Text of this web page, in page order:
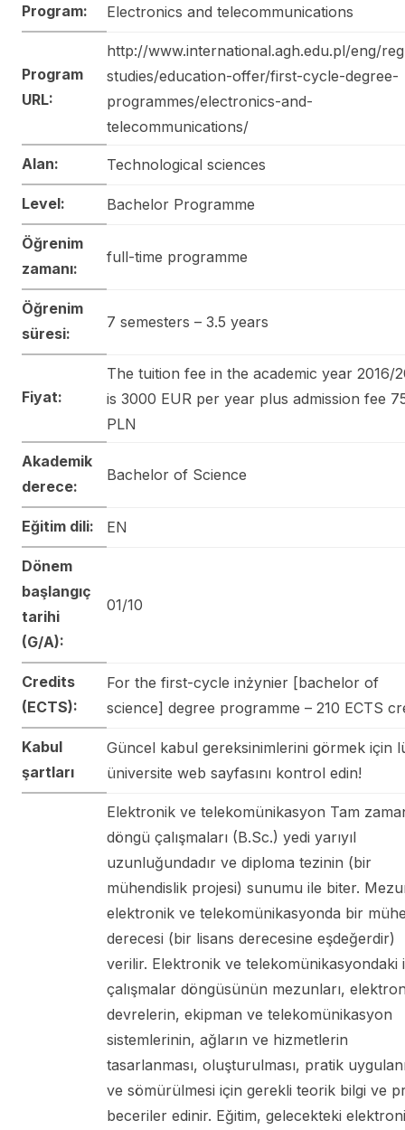
Program: Electronics and telecommunications
Program
URL:
http://www.international.agh.edu.pl/eng/
studies/education-offer/first-cycle-degree-
programmes/electronics-and-
telecommunications/
Alan: Technological sciences
Level: Bachelor Programme
Öğrenim
zamanı:
full-time programme
Öğrenim
süresi:
7 semesters – 3.5 years
Fiyat:
The tuition fee in the academic year 2016/
is 3000 EUR per year plus admission fee
PLN
Akademik
derece:
Bachelor of Science
Eğitim dili: EN
Dönem
başlangıç
tarihi
(G/A):
01/10
Credits
(ECTS):
For the first-cycle inżynier [bachelor of
science] degree programme – 210 ECTS
Kabul
şartları
Güncel kabul gereksinimlerini görmek için
üniversite web sayfasını kontrol edin!
Elektronik ve telekomünikasyon Tam
döngü çalışmaları (B.Sc.) yedi yarıyıl
uzunluğundadır ve diploma tezinin (bir
mühendislik projesi) sunumu ile biter.
elektronik ve telekomünikasyonda bir
derecesi (bir lisans derecesine eşdeğerdir)
verilir. Elektronik ve telekomünikasyondaki
çalışmalar döngüsünün mezunları,
devrelerin, ekipman ve telekomünikasyon
sistemlerinin, ağların ve hizmetlerin
tasarlanması, oluşturulması, pratik
ve sömürülmesi için gerekli teorik bilgi ve
beceriler edinir. Eğitim, gelecekteki